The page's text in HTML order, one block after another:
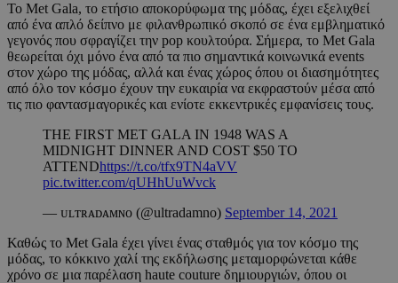
Το Met Gala, το ετήσιο αποκορύφωμα της μόδας, έχει εξελιχθεί
από ένα απλό δείπνο με φιλανθρωπικό σκοπό σε ένα εμβληματικό
γεγονός που σφραγίζει την pop κουλτούρα. Σήμερα, το Met Gala
θεωρείται όχι μόνο ένα από τα πιο σημαντικά κοινωνικά events
στον χώρο της μόδας, αλλά και ένας χώρος όπου οι διασημότητες
από όλο τον κόσμο έχουν την ευκαιρία να εκφραστούν μέσα από
τις πιο φαντασμαγορικές και ενίοτε εκκεντρικές εμφανίσεις τους.
THE FIRST MET GALA IN 1948 WAS A
MIDNIGHT DINNER AND COST $50 TO
ATTENDhttps://t.co/tfx9TN4aVV
pic.twitter.com/qUHhUuWvck
— ᴜʟᴛʀᴀᴅᴀᴍɴᴏ (@ultradamno) September 14, 2021
Καθώς το Met Gala έχει γίνει ένας σταθμός για τον κόσμο της
μόδας, το κόκκινο χαλί της εκδήλωσης μεταμορφώνεται κάθε
χρόνο σε μια παρέλαση haute couture δημιουργιών, όπου οι